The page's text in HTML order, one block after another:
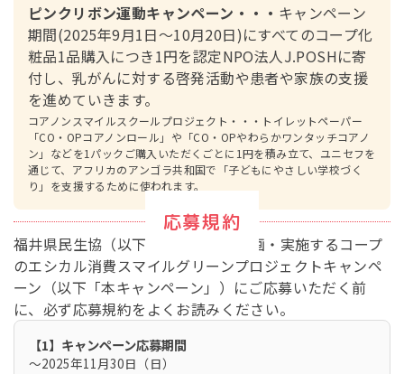
ピンクリボン運動キャンペーン・・・ キャンペーン
期間(2025年9月1日～10月20日)にすべてのコープ化
粧品1品購入につき1円を認定NPO法人J.POSHに寄
付し、乳がんに対する啓発活動や患者や家族の支援
を進めていきます。
コアノンスマイルスクールプロジェクト・・・トイレットペーパー
「CO・OPコアノンロール」や「CO・OPやわらかワンタッチコアノ
ン」などを1パックご購入いただくごとに1円を積み立て、ユニセフを
通じて、アフリカのアンゴラ共和国で「子どもにやさしい学校づく
り」を支援するために使われます。
応募規約
福井県民生協（以下｢当生協｣）が企画・実施するコープ
のエシカル消費スマイルグリーンプロジェクトキャンペ
ーン（以下「本キャンペーン」）にご応募いただく前
に、必ず応募規約をよくお読みください。
【1】キャンペーン応募期間
～2025年11月30日（日）